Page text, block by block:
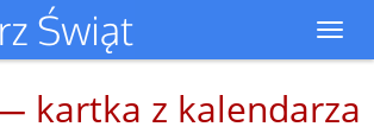
kartka z kalendarza